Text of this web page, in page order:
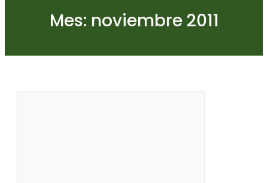
Mes: noviembre 2011